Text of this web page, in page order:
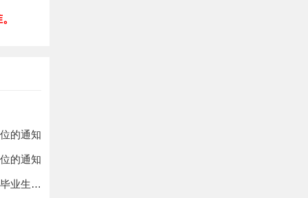
的通知
的通知
南京医科大学康达学院2025年6月结业生申请毕业和毕业生申请学士学位的通知